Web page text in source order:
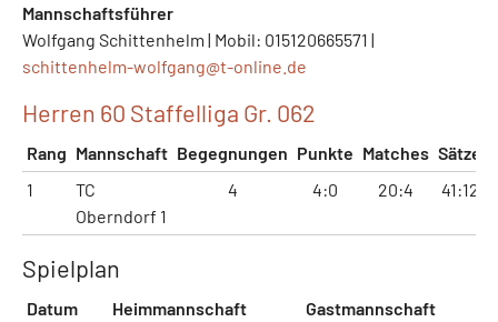
Mannschaftsführer
Wolfgang Schittenhelm | Mobil: 015120665571 |
schittenhelm-wolfgang@t-online.de
Herren 60 Staffelliga Gr. 062
Rang Mannschaft Begegnungen Punkte Matches Sätze
1
TC
Oberndorf 1
4 4:0 20:4 41:12
Spielplan
Datum Heimmannschaft
Gastmannschaft